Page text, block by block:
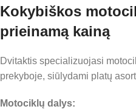
Kokybiškos
prieinamą kainą
Dvitaktis specializuojasi
prekyboje, siūlydami platų
Motociklų dalys: